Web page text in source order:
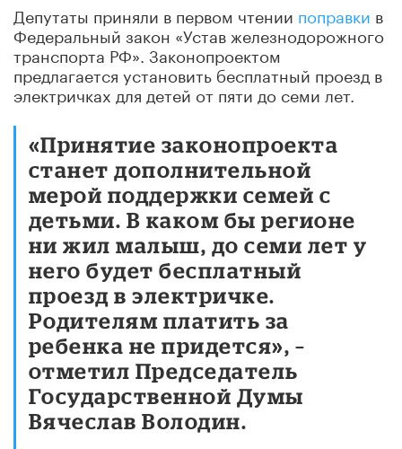
Депутаты приняли в первом чтении поправки в
Федеральный закон «Устав железнодорожного
транспорта РФ». Законопроектом
предлагается установить бесплатный проезд в
электричках для детей от пяти до семи лет.
«Принятие законопроекта
станет дополнительной
мерой поддержки семей с
детьми. В каком бы регионе
ни жил малыш, до семи лет у
него будет бесплатный
проезд в электричке.
Родителям платить за
ребенка не придется», –
отметил Председатель
Государственной Думы
Вячеслав Володин.